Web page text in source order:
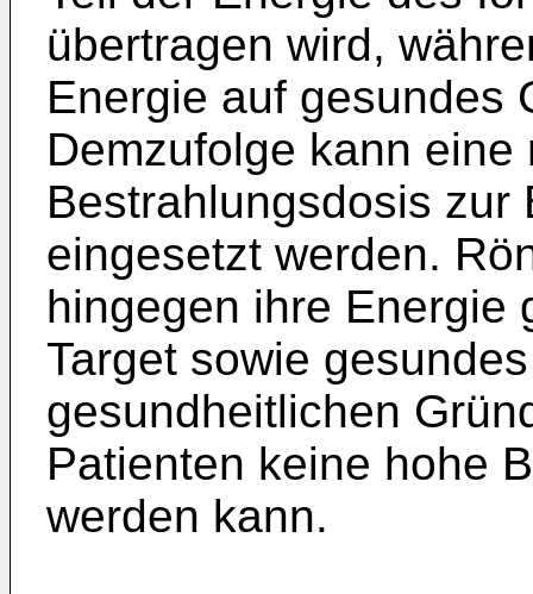
übertragen wird,
Energie auf gesundes
Demzufolge kann eine
Bestrahlungsdosis zur
eingesetzt werden.
hingegen ihre Energie
Target sowie
gesundheitlichen
Patienten keine hohe
werden kann.